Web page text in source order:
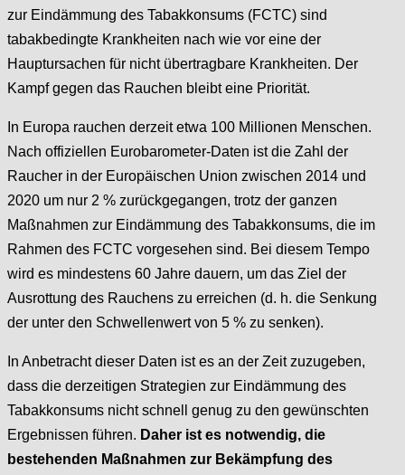
zur Eindämmung des Tabakkonsums (FCTC) sind
tabakbedingte Krankheiten nach wie vor eine der
Hauptursachen für nicht übertragbare Krankheiten. Der
Kampf gegen das Rauchen bleibt eine Priorität.
In Europa rauchen derzeit etwa 100 Millionen Menschen.
Nach offiziellen Eurobarometer-Daten ist die Zahl der
Raucher in der Europäischen Union zwischen 2014 und
2020 um nur 2 % zurückgegangen, trotz der ganzen
Maßnahmen zur Eindämmung des Tabakkonsums, die im
Rahmen des FCTC vorgesehen sind. Bei diesem Tempo
wird es mindestens 60 Jahre dauern, um das Ziel der
Ausrottung des Rauchens zu erreichen (d. h. die Senkung
der unter den Schwellenwert von 5 % zu senken).
In Anbetracht dieser Daten ist es an der Zeit zuzugeben,
dass die derzeitigen Strategien zur Eindämmung des
Tabakkonsums nicht schnell genug zu den gewünschten
Ergebnissen führen. Daher ist es notwendig, die
bestehenden Maßnahmen zur Bekämpfung des